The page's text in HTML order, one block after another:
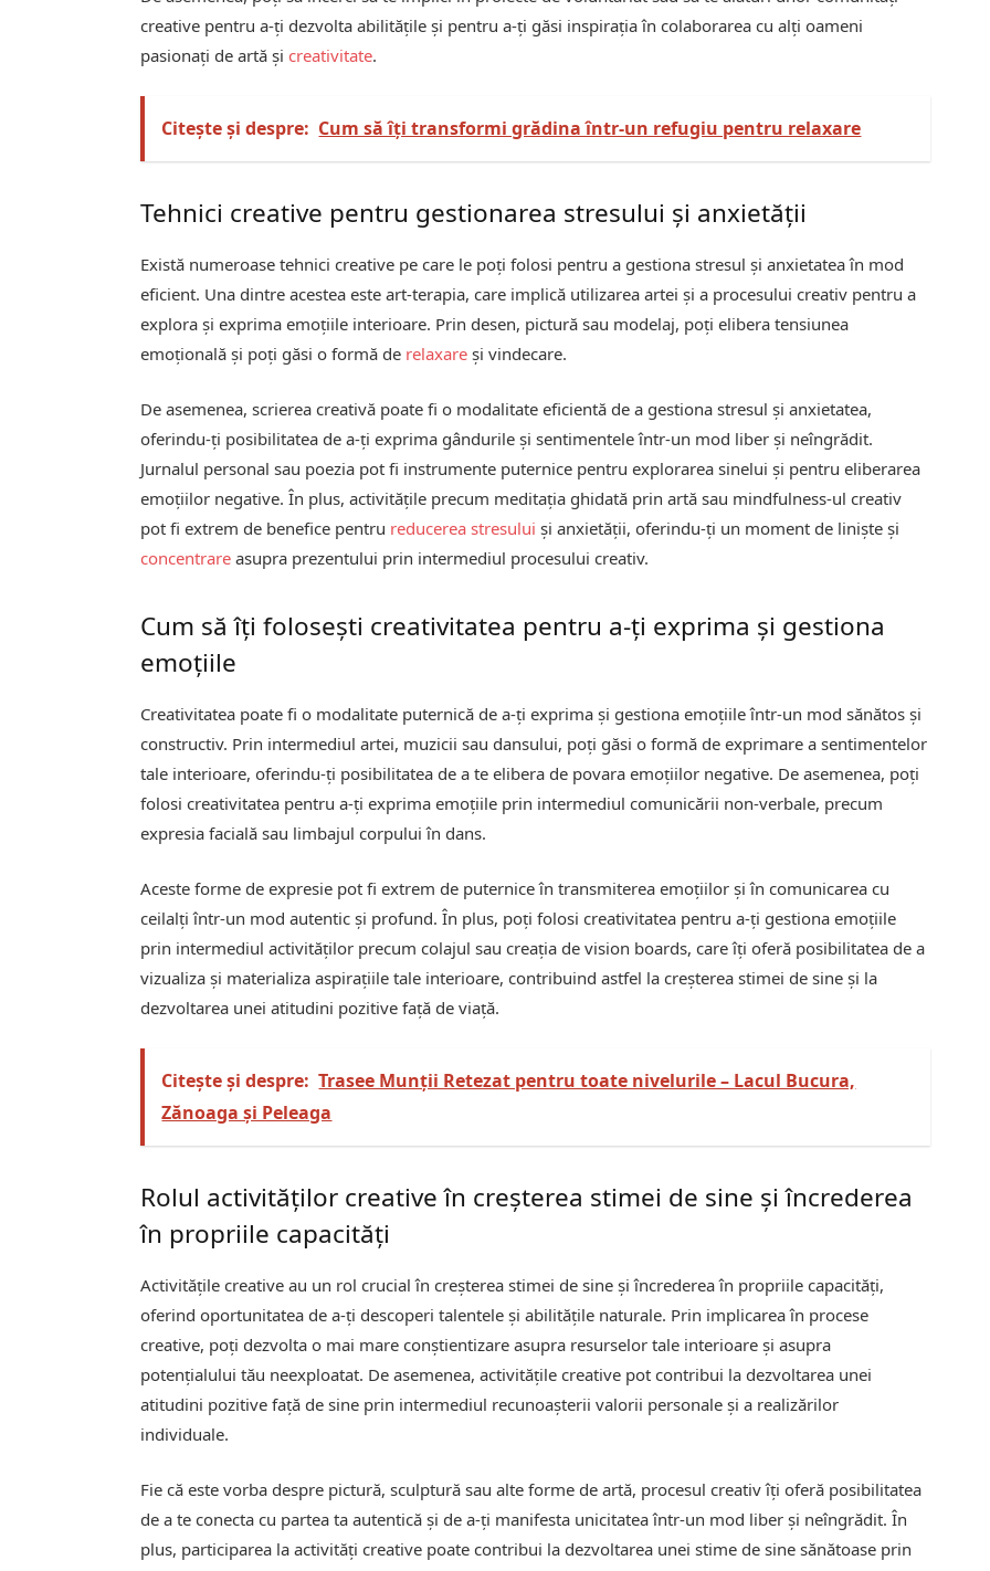
creative pentru a-ți dezvolta abilitățile și pentru a-ți găsi inspirația în colaborarea cu alți oameni
pasionați de artă și creativitate.
Citește și despre: Cum să îți transformi grădina într-un refugiu pentru relaxare
Tehnici creative pentru gestionarea stresului și anxietății
Există numeroase tehnici creative pe care le poți folosi pentru a gestiona stresul și anxietatea în mod
eficient. Una dintre acestea este art-terapia, care implică utilizarea artei și a procesului creativ pentru a
explora și exprima emoțiile interioare. Prin desen, pictură sau modelaj, poți elibera tensiunea
emoțională și poți găsi o formă de relaxare și vindecare.
De asemenea, scrierea creativă poate fi o modalitate eficientă de a gestiona stresul și anxietatea,
oferindu-ți posibilitatea de a-ți exprima gândurile și sentimentele într-un mod liber și neîngrădit.
Jurnalul personal sau poezia pot fi instrumente puternice pentru explorarea sinelui și pentru eliberarea
emoțiilor negative. În plus, activitățile precum meditația ghidată prin artă sau mindfulness-ul creativ
pot fi extrem de benefice pentru reducerea stresului și anxietății, oferindu-ți un moment de liniște și
concentrare asupra prezentului prin intermediul procesului creativ.
Cum să îți folosești creativitatea pentru a-ți exprima și gestiona
emoțiile
Creativitatea poate fi o modalitate puternică de a-ți exprima și gestiona emoțiile într-un mod sănătos și
constructiv. Prin intermediul artei, muzicii sau dansului, poți găsi o formă de exprimare a sentimentelor
tale interioare, oferindu-ți posibilitatea de a te elibera de povara emoțiilor negative. De asemenea, poți
folosi creativitatea pentru a-ți exprima emoțiile prin intermediul comunicării non-verbale, precum
expresia facială sau limbajul corpului în dans.
Aceste forme de expresie pot fi extrem de puternice în transmiterea emoțiilor și în comunicarea cu
ceilalți într-un mod autentic și profund. În plus, poți folosi creativitatea pentru a-ți gestiona emoțiile
prin intermediul activităților precum colajul sau creația de vision boards, care îți oferă posibilitatea de a
vizualiza și materializa aspirațiile tale interioare, contribuind astfel la creșterea stimei de sine și la
dezvoltarea unei atitudini pozitive față de viață.
Citește și despre: Trasee Munții Retezat pentru toate nivelurile – Lacul Bucura,
Zănoaga și Peleaga
Rolul activităților creative în creșterea stimei de sine și încrederea
în propriile capacități
Activitățile creative au un rol crucial în creșterea stimei de sine și încrederea în propriile capacități,
oferind oportunitatea de a-ți descoperi talentele și abilitățile naturale. Prin implicarea în procese
creative, poți dezvolta o mai mare conștientizare asupra resurselor tale interioare și asupra
potențialului tău neexploatat. De asemenea, activitățile creative pot contribui la dezvoltarea unei
atitudini pozitive față de sine prin intermediul recunoașterii valorii personale și a realizărilor
individuale.
Fie că este vorba despre pictură, sculptură sau alte forme de artă, procesul creativ îți oferă posibilitatea
de a te conecta cu partea ta autentică și de a-ți manifesta unicitatea într-un mod liber și neîngrădit. În
plus, participarea la activități creative poate contribui la dezvoltarea unei stime de sine sănătoase prin